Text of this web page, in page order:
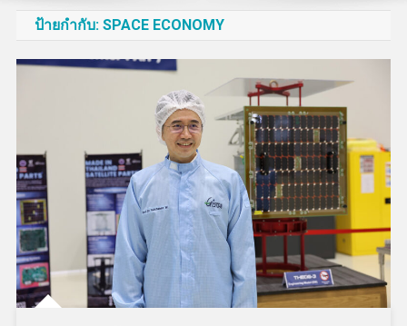
ป้ายกำกับ: SPACE ECONOMY